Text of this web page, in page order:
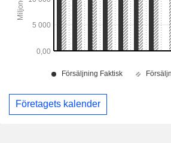
Företagets kalender